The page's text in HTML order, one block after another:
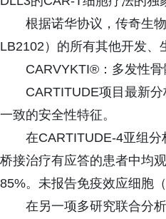
根据诺华协议，传奇生
LB2102）的所有其他开发、
CARVYKTI®：多发性
CARTITUDE项目最新
一致的安全性特征。
在CARTITUDE-4亚组
桥接治疗有应答的患者中均
85%。未报告免疫效应细胞
在另一项多研究联合分